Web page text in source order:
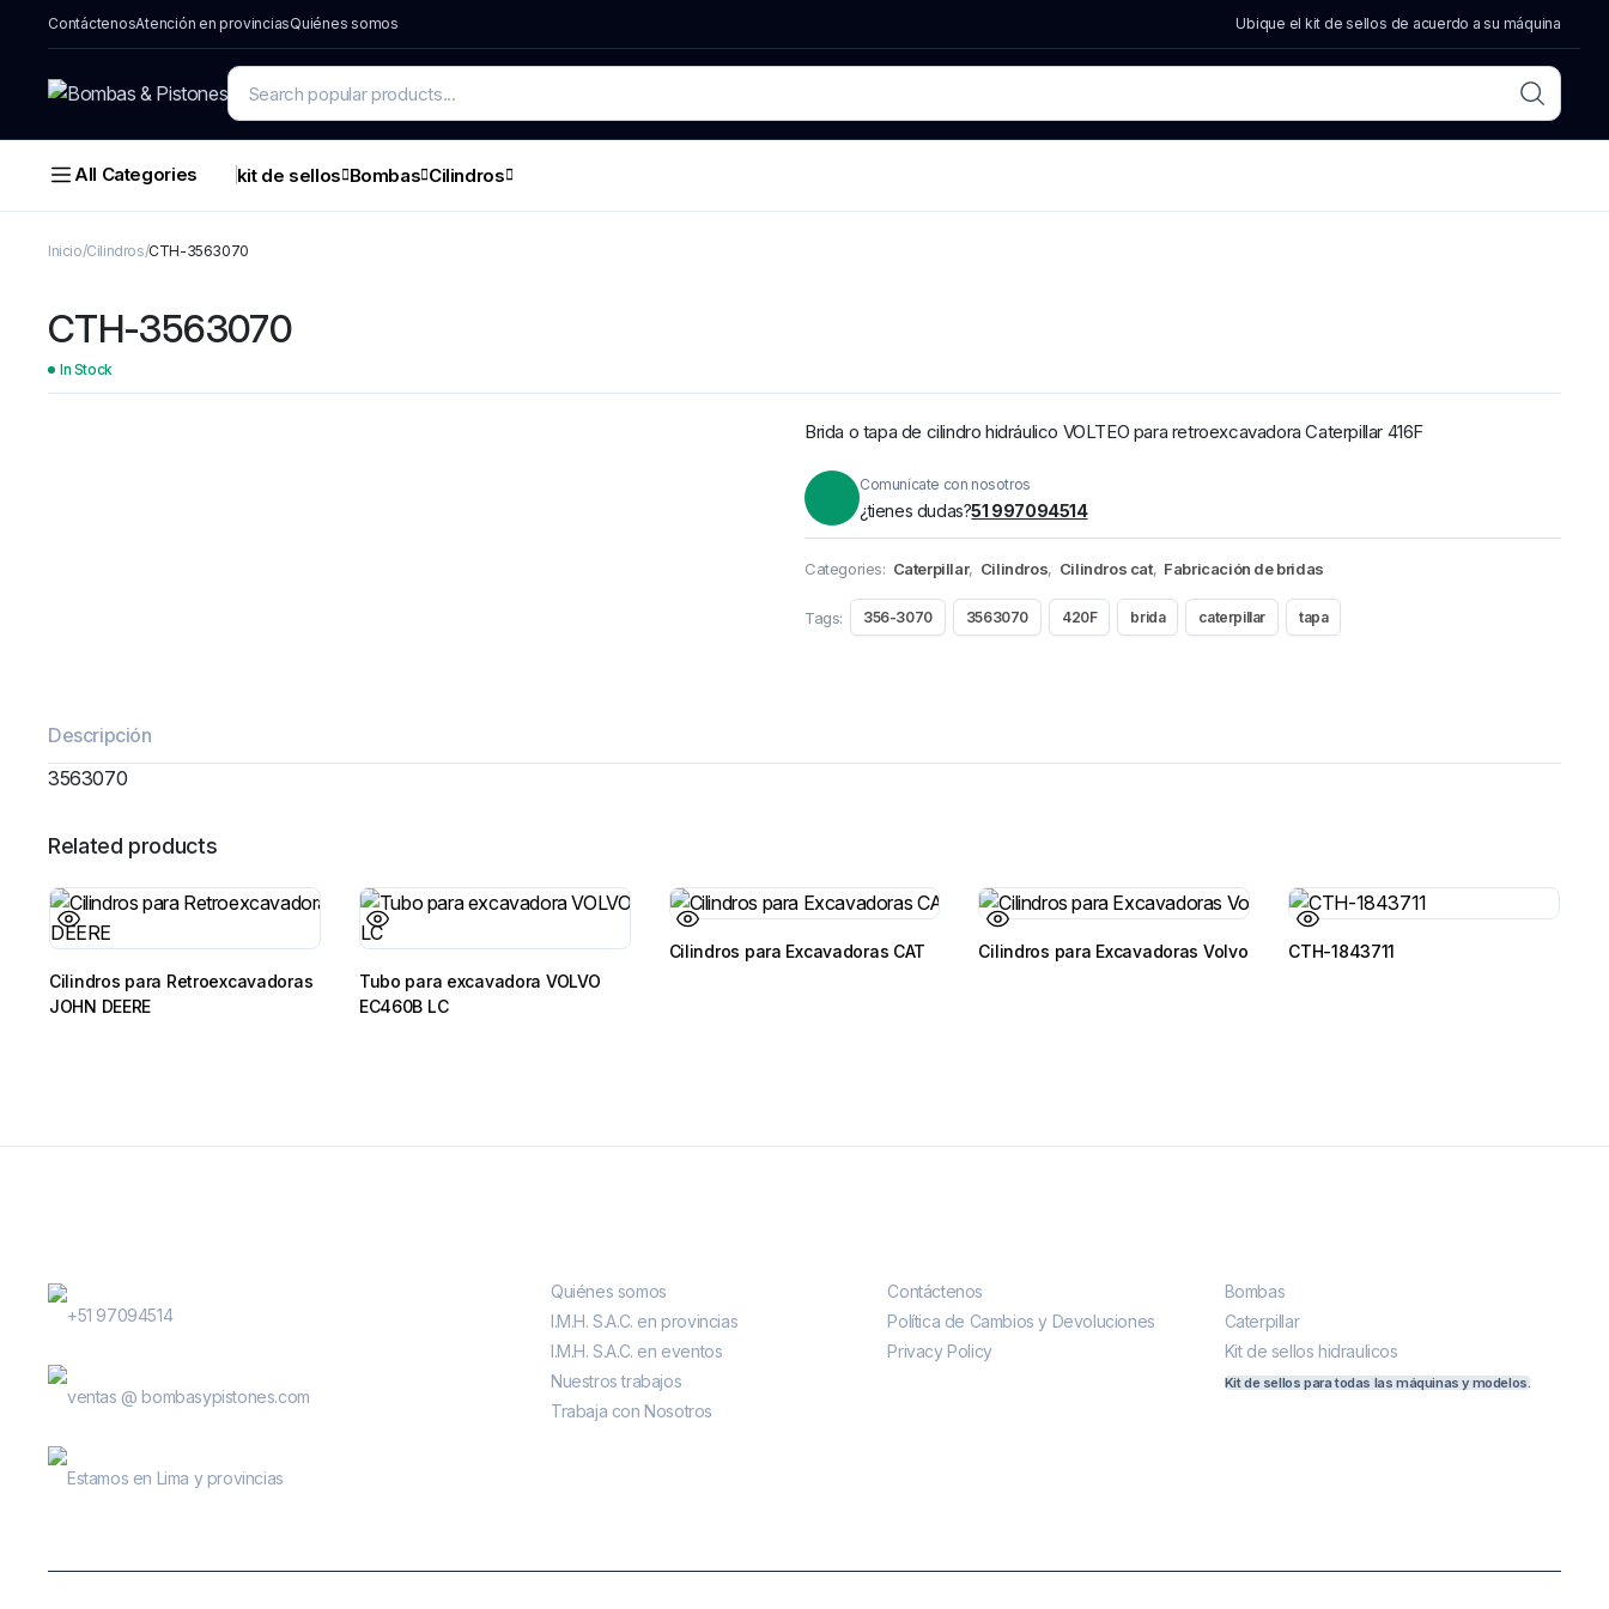
ContáctenosAtención en provinciasQuiénes somos Ubique el kit de sellos de acuerdo a su máquina
All Categories kit de sellos Bombas Cilindros
Inicio Cilindros CTH-3563070
CTH-3563070
In Stock
Brida o tapa de cilindro hidráulico VOLTEO para retroexcavadora Caterpillar 416F
Comunícate con nosotros
¿tienes dudas?51 997094514
Categories: Caterpillar, Cilindros, Cilindros cat, Fabricación de bridas
Tags: 356-3070 3563070 420F brida caterpillar tapa
Descripción
3563070
Related products
Cilindros para Retroexcavadoras
JOHN DEERE
Tubo para excavadora VOLVO
EC460B LC
Cilindros para Excavadoras CAT Cilindros para Excavadoras Volvo CTH-1843711
+51 97094514
ventas @ bombasypistones.com
Estamos en Lima y provincias
Quiénes somos
I.M.H. S.A.C. en provincias
I.M.H. S.A.C. en eventos
Nuestros trabajos
Trabaja con Nosotros
Contáctenos
Política de Cambios y Devoluciones
Privacy Policy
Bombas
Caterpillar
Kit de sellos hidraulicos
Kit de sellos para todas las máquinas y modelos.